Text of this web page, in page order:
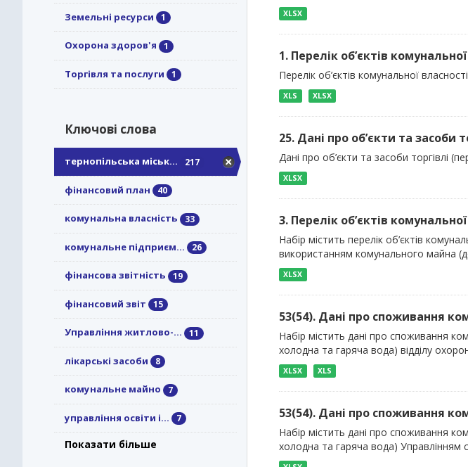
Земельні ресурси 1
Охорона здоров'я 1
Торгівля та послуги 1
Ключові слова
тернопільська міськ... 217
фінансовий план 40
комунальна власність 33
комунальне підприєм... 26
фінансова звітність 19
фінансовий звіт 15
Управління житлово-... 11
лікарські засоби 8
комунальне майно 7
управління освіти і... 7
Показати більше
XLSX
1. Перелік об’єктів
Перелік об’єктів комунальної
XLS XLSX
25. Дані про об’єкти та засоби
Дані про об’єкти та засоби торгівлі
XLSX
3. Перелік об’єктів
Набір містить перелік об’єктів
використанням комунального майна
XLSX
53(54). Дані про споживання
Набір містить дані про споживання
холодна та гаряча вода) відділу
XLSX XLS
53(54). Дані про споживання
Набір містить дані про споживання
холодна та гаряча вода) Управлінням